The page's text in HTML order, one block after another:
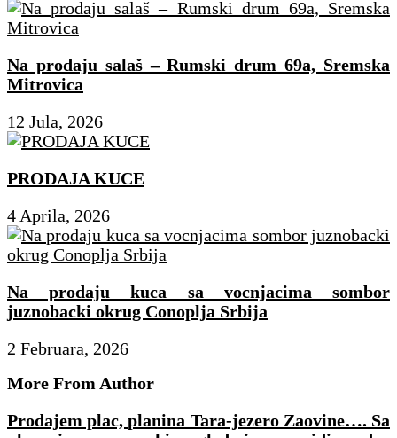
Na prodaju salaš – Rumski drum 69a, Sremska
Mitrovica
12 Jula, 2026
PRODAJA KUCE
4 Aprila, 2026
Na prodaju kuca sa vocnjacima sombor
juznobacki okrug Conoplja Srbija
2 Februara, 2026
More From Author
Prodajem plac, planina Tara-jezero Zaovine…. Sa